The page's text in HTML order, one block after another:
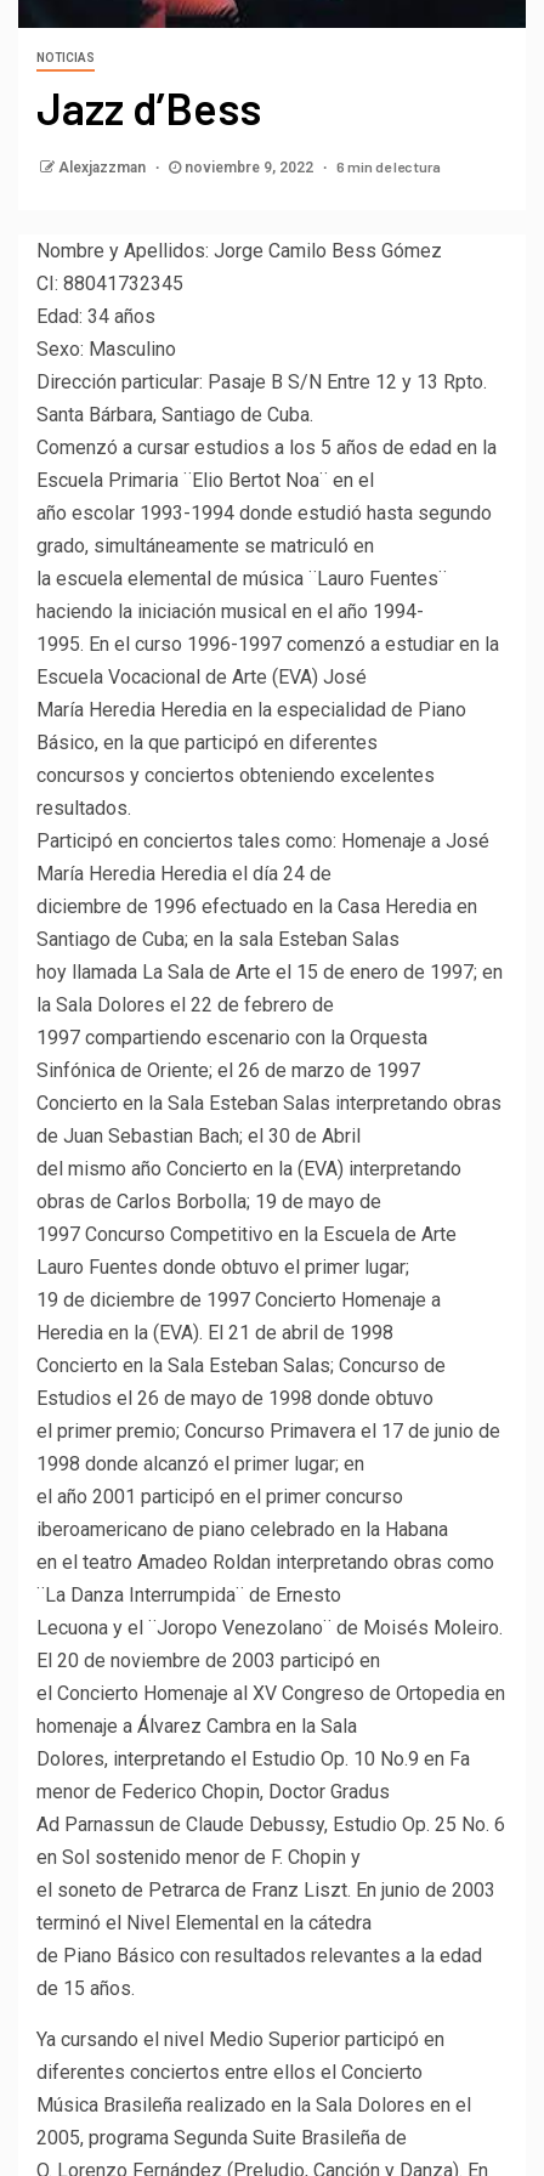
NOTICIAS
Jazz d’Bess
Alexjazzman noviembre 9, 2022 6 min de lectura
Nombre y Apellidos: Jorge Camilo Bess Gómez
CI: 88041732345
Edad: 34 años
Sexo: Masculino
Dirección particular: Pasaje B S/N Entre 12 y 13 Rpto.
Santa Bárbara, Santiago de Cuba.
Comenzó a cursar estudios a los 5 años de edad en la
Escuela Primaria ¨Elio Bertot Noa¨ en el
año escolar 1993-1994 donde estudió hasta segundo
grado, simultáneamente se matriculó en
la escuela elemental de música ¨Lauro Fuentes¨
haciendo la iniciación musical en el año 1994-
1995. En el curso 1996-1997 comenzó a estudiar en la
Escuela Vocacional de Arte (EVA) José
María Heredia Heredia en la especialidad de Piano
Básico, en la que participó en diferentes
concursos y conciertos obteniendo excelentes
resultados.
Participó en conciertos tales como: Homenaje a José
María Heredia Heredia el día 24 de
diciembre de 1996 efectuado en la Casa Heredia en
Santiago de Cuba; en la sala Esteban Salas
hoy llamada La Sala de Arte el 15 de enero de 1997; en
la Sala Dolores el 22 de febrero de
1997 compartiendo escenario con la Orquesta
Sinfónica de Oriente; el 26 de marzo de 1997
Concierto en la Sala Esteban Salas interpretando obras
de Juan Sebastian Bach; el 30 de Abril
del mismo año Concierto en la (EVA) interpretando
obras de Carlos Borbolla; 19 de mayo de
1997 Concurso Competitivo en la Escuela de Arte
Lauro Fuentes donde obtuvo el primer lugar;
19 de diciembre de 1997 Concierto Homenaje a
Heredia en la (EVA). El 21 de abril de 1998
Concierto en la Sala Esteban Salas; Concurso de
Estudios el 26 de mayo de 1998 donde obtuvo
el primer premio; Concurso Primavera el 17 de junio de
1998 donde alcanzó el primer lugar; en
el año 2001 participó en el primer concurso
iberoamericano de piano celebrado en la Habana
en el teatro Amadeo Roldan interpretando obras como
¨La Danza Interrumpida¨ de Ernesto
Lecuona y el ¨Joropo Venezolano¨ de Moisés Moleiro.
El 20 de noviembre de 2003 participó en
el Concierto Homenaje al XV Congreso de Ortopedia en
homenaje a Álvarez Cambra en la Sala
Dolores, interpretando el Estudio Op. 10 No.9 en Fa
menor de Federico Chopin, Doctor Gradus
Ad Parnassun de Claude Debussy, Estudio Op. 25 No. 6
en Sol sostenido menor de F. Chopin y
el soneto de Petrarca de Franz Liszt. En junio de 2003
terminó el Nivel Elemental en la cátedra
de Piano Básico con resultados relevantes a la edad
de 15 años.
Ya cursando el nivel Medio Superior participó en
diferentes conciertos entre ellos el Concierto
Música Brasileña realizado en la Sala Dolores en el
2005, programa Segunda Suite Brasileña de
O. Lorenzo Fernández (Preludio, Canción y Danza). En